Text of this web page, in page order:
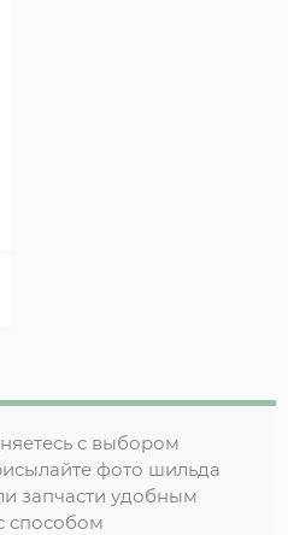
с выбором
фото шильда
запчасти удобным
способом